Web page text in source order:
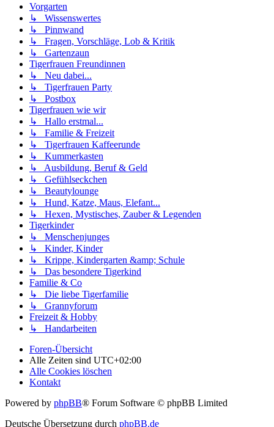
Vorgarten
↳ Wissenswertes
↳ Pinnwand
↳ Fragen, Vorschläge, Lob & Kritik
↳ Gartenzaun
Tigerfrauen Freundinnen
↳ Neu dabei...
↳ Tigerfrauen Party
↳ Postbox
Tigerfrauen wie wir
↳ Hallo erstmal...
↳ Familie & Freizeit
↳ Tigerfrauen Kaffeerunde
↳ Kummerkasten
↳ Ausbildung, Beruf & Geld
↳ Gefühlseckchen
↳ Beautylounge
↳ Hund, Katze, Maus, Elefant...
↳ Hexen, Mystisches, Zauber & Legenden
Tigerkinder
↳ Menschenjunges
↳ Kinder, Kinder
↳ Krippe, Kindergarten &amp; Schule
↳ Das besondere Tigerkind
Familie & Co
↳ Die liebe Tigerfamilie
↳ Grannyforum
Freizeit & Hobby
↳ Handarbeiten
Foren-Übersicht
Alle Zeiten sind UTC+02:00
Alle Cookies löschen
Kontakt
Powered by phpBB® Forum Software © phpBB Limited
Deutsche Übersetzung durch phpBB.de